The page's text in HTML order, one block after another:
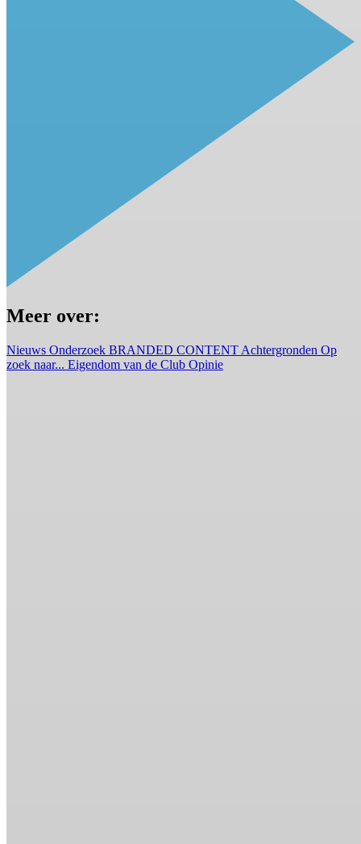
Meer over:
Nieuws Onderzoek BRANDED CONTENT Achtergronden Op
zoek naar... Eigendom van de Club Opinie